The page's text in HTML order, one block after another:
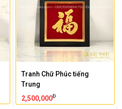
Tranh Chữ Phúc tiếng
Trung
2,500,000Đ